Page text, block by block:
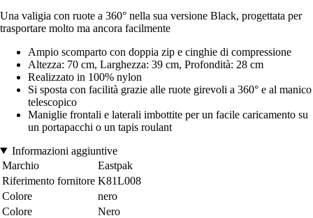
Una valigia con ruote a 360° nella sua versione Black, progettata per
trasportare molto ma ancora facilmente
Ampio scomparto con doppia zip e cinghie di compressione
Altezza: 70 cm, Larghezza: 39 cm, Profondità: 28 cm
Realizzato in 100% nylon
Si sposta con facilità grazie alle ruote girevoli a 360° e al manico
telescopico
Maniglie frontali e laterali imbottite per un facile caricamento su
un portapacchi o un tapis roulant
Informazioni aggiuntive
Marchio
Eastpak
Riferimento fornitore K81L008
Colore
nero
Colore
Nero